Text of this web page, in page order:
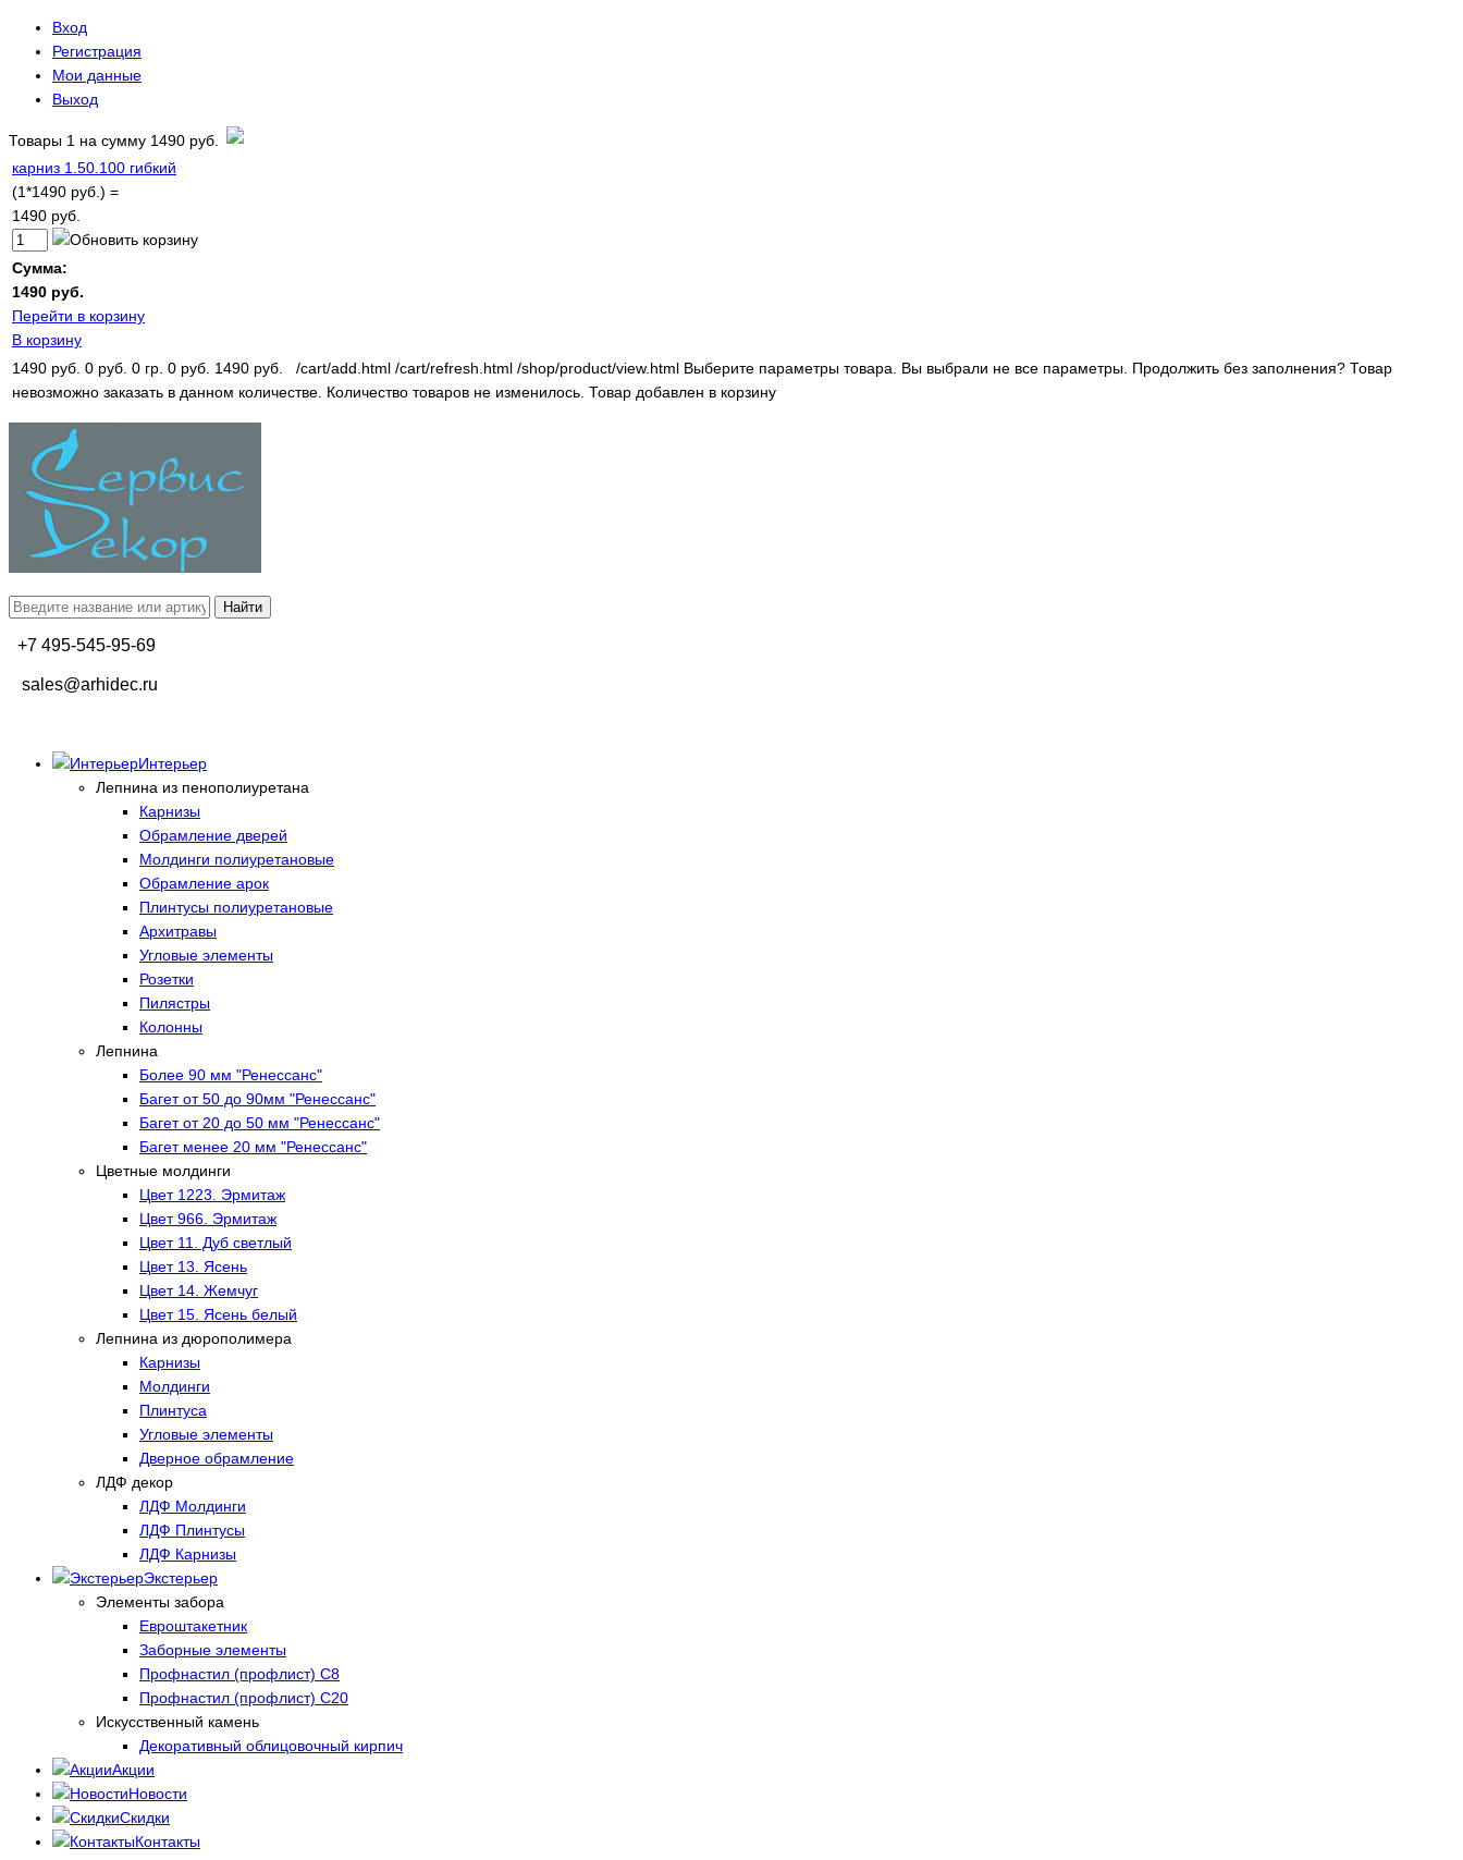
Вход
Регистрация
Мои данные
Выход
Товары 1 на сумму 1490 руб.
карниз 1.50.100 гибкий
(1*1490 руб.) =
1490 руб.
Сумма:
1490 руб.
Перейти в корзину
В корзину
1490 руб. 0 руб. 0 гр. 0 руб. 1490 руб. /cart/add.html /cart/refresh.html /shop/product/view.html Выберите параметры товара. Вы выбрали не все параметры. Продолжить без заполнения? Товар
невозможно заказать в данном количестве. Количество товаров не изменилось. Товар добавлен в корзину
+7 495-545-95-69
sales@arhidec.ru
Интерьер
Лепнина из пенополиуретана
Карнизы
Обрамление дверей
Молдинги полиуретановые
Обрамление арок
Плинтусы полиуретановые
Архитравы
Угловые элементы
Розетки
Пилястры
Колонны
Лепнина
Более 90 мм "Ренессанс"
Багет от 50 до 90мм "Ренессанс"
Багет от 20 до 50 мм "Ренессанс"
Багет менее 20 мм "Ренессанс"
Цветные молдинги
Цвет 1223. Эрмитаж
Цвет 966. Эрмитаж
Цвет 11. Дуб светлый
Цвет 13. Ясень
Цвет 14. Жемчуг
Цвет 15. Ясень белый
Лепнина из дюрополимера
Карнизы
Молдинги
Плинтуса
Угловые элементы
Дверное обрамление
ЛДФ декор
ЛДФ Молдинги
ЛДФ Плинтусы
ЛДФ Карнизы
Экстерьер
Элементы забора
Евроштакетник
Заборные элементы
Профнастил (профлист) С8
Профнастил (профлист) С20
Искусственный камень
Декоративный облицовочный кирпич
Акции
Новости
Скидки
Контакты